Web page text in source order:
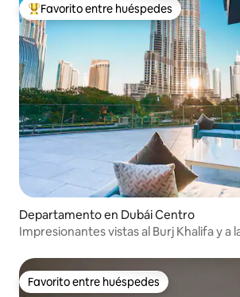
De los mejores en Favorito entre
Favorito entre huéspedes
Departamento en Dubái Centro
Impresionantes vistas al Burj Khalifa y a
Favorito entre huéspedes
Favorito entre huéspedes